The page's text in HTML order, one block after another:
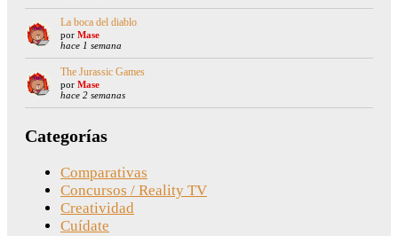
La boca del diablo
por Mase
hace 1 semana
The Jurassic Games
por Mase
hace 2 semanas
Categorías
Comparativas
Concursos / Reality TV
Creatividad
Cuídate